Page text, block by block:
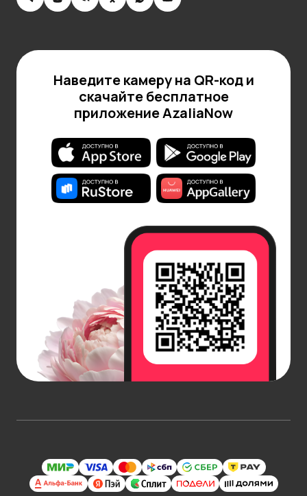
Наведите камеру на QR-код и
скачайте бесплатное
приложение AzaliaNow